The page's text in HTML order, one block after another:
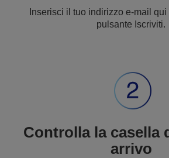
Inserisci il tuo indirizzo e-mail qui
pulsante Iscriviti.
Controlla la casella
arrivo